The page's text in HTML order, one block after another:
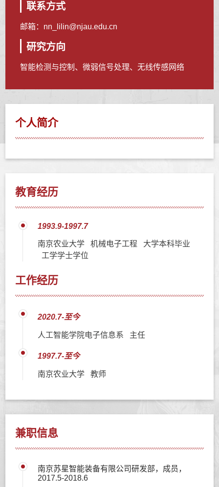
联系方式
邮箱： nn_lilin@njau.edu.cn
研究方向
智能检测与控制、微弱信号处理、无线传感网络
个人简介
教育经历
1993.9-1997.7
南京农业大学 机械电子工程 大学本科毕业
工学学士学位
工作经历
2020.7-至今
人工智能学院电子信息系 主任
1997.7-至今
南京农业大学 教师
兼职信息
南京苏星智能装备有限公司研发部，成员，
2017.5-2018.6